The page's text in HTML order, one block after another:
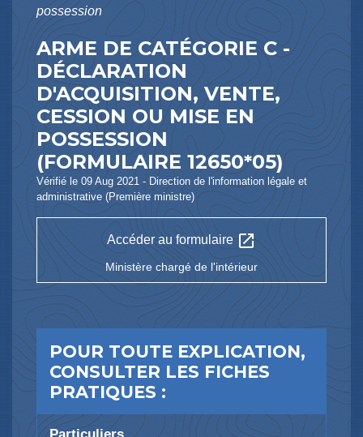
possession
ARME DE CATÉGORIE C -
DÉCLARATION
D'ACQUISITION, VENTE,
CESSION OU MISE EN
POSSESSION
(FORMULAIRE 12650*05)
Vérifié le 09 Aug 2021 - Direction de l'information légale et
administrative (Première ministre)
Accéder au formulaireopen_in_new
Ministère chargé de l'intérieur
POUR TOUTE EXPLICATION,
CONSULTER LES FICHES
PRATIQUES :